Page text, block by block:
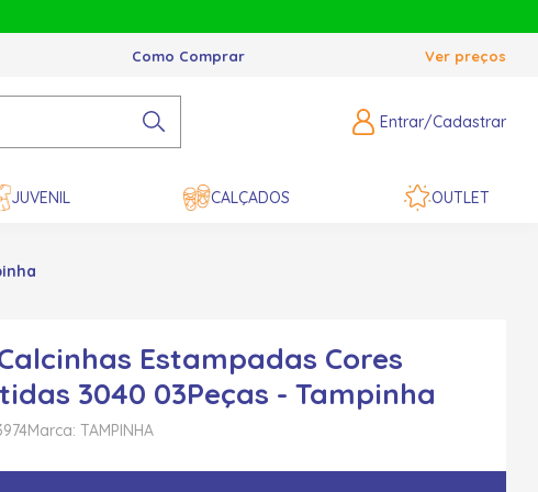
Como Comprar Ver preços
Entrar/Cadastrar
JUVENIL CALÇADOS OUTLET
Estampadas Cores
3040 03Peças - Tampinha
Marca: TAMPINHA